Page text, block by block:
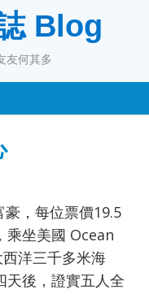
Blog
友何其多
，每位票價19.5
乘坐美國 Ocean
洋三千多米海
天後，證實五人全